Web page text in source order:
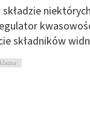
składników